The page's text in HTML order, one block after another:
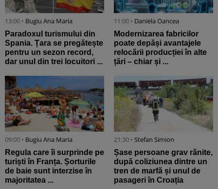
13:00 • Bugiu ⁠Ana Maria
Paradoxul turismului din
Spania. Țara se pregătește
pentru un sezon record,
dar unul din trei locuitori ...
11:00 • Daniela Oancea
Modernizarea fabricilor
poate depăși avantajele
relocării producției în alte
țări – chiar și ...
09:00 • Bugiu ⁠Ana Maria
Regula care îi surprinde pe
turiști în Franța. Șorturile
de baie sunt interzise în
majoritatea ...
21:30 • Stefan Simion
Șase persoane grav rănite,
după coliziunea dintre un
tren de marfă și unul de
pasageri în Croația